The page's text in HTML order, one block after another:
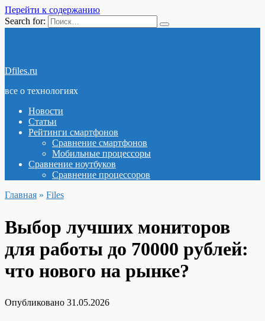
Перейти к содержанию
Search for:
Dfiles.ru
все о технологиях
Новости
Статьи
Рейтинги смартфонов
Сравнение смартфонов
Мобильные процессоры
Сравнение ноутбуков
Сравнение процессоров
Главная » Files
Выбор лучших мониторов
для работы до 70000 рублей:
что нового на рынке?
Опубликовано 31.05.2026